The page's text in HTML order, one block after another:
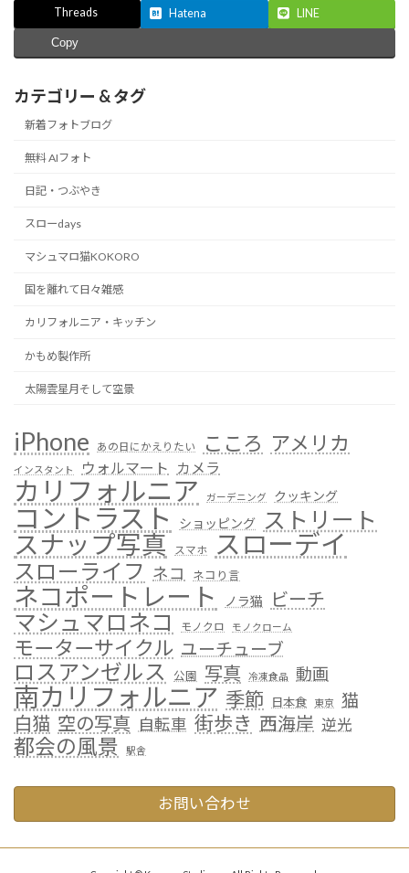
Threads Hatena LINE
Copy
カテゴリー & タグ
新着フォトブログ
無料 AIフォト
日記・つぶやき
スローdays
マシュマロ猫KOKORO
国を離れて日々雑感
カリフォルニア・キッチン
かもめ製作所
太陽雲星月そして空景
iPhone あの日にかえりたい こころ アメリカ
インスタント ウォルマート カメラ
カリフォルニア ガーデニング クッキング
コントラスト ショッピング ストリート
スナップ写真 スマホ スローデイ
スローライフ ネコ ネコり言
ネコポートレート ノラ猫 ビーチ
マシュマロネコ モノクロ モノクローム
モーターサイクル ユーチューブ
ロスアンゼルス 公園 写真 冷凍食品 動画
南カリフォルニア 季節 日本食 東京 猫
白猫 空の写真 自転車 街歩き 西海岸 逆光
都会の風景 駅舎
お問い合わせ